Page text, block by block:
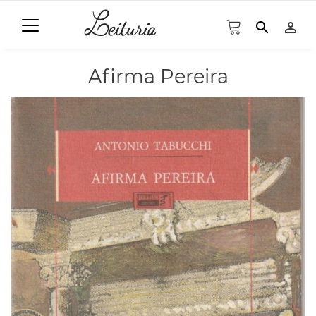
search person_outline
Afirma Pereira